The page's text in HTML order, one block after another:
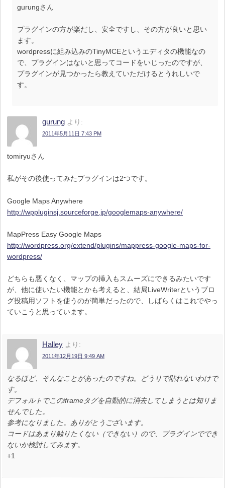
gurungさん
プラグインの方が楽だし、安全ですし、その方が良いと思い
ます。
wordpressに組み込みのTinyMCEというエディタの機能なの
で、プラグインはないと思ってコードをいじったのですが、
プラグインが見つかったら教えていただけるとうれしいで
す。
gurung より:
2011年5月11日 7:43 PM
tomiryuさん
私がその後使ってみたプラグインは2つです。
Google Maps Anywhere
http://wppluginsj.sourceforge.jp/googlemaps-anywhere/
MapPress Easy Google Maps
http://wordpress.org/extend/plugins/mappress-google-maps-for-
wordpress/
どちらも悪くなく、マップの挿入もスムーズにできるみたいです
が、他に使いたい機能とかも考えると、結局LiveWriterというブロ
グ投稿用ソフトを使うのが簡単だったので、しばらくはこれでやっ
ていこうと思っています。
Halley より:
2011年12月19日 9:49 AM
なるほど、そんなことがあったのですね。どうりで貼れないわけで
す。
デフォルトでこのiframeタグを自動的に消去してしまうとは知りま
せんでした。
参考になりました。ありがとうございます。
コードはあまり触りたくない（できない）ので、プラグインででき
ないか検討してみます。
+1